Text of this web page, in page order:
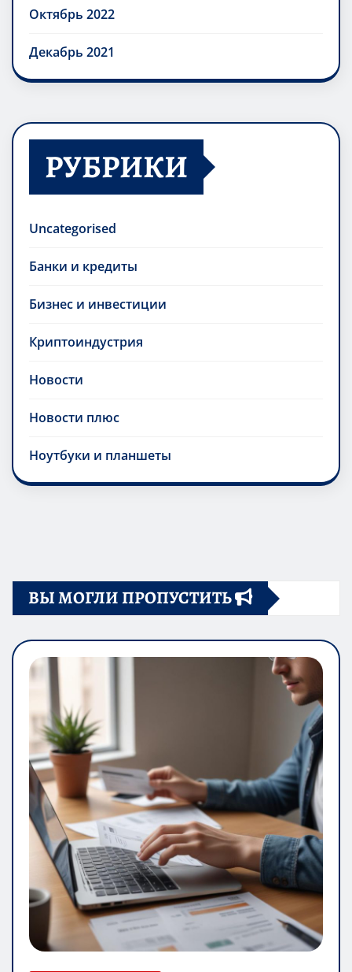
Октябрь 2022
Декабрь 2021
РУБРИКИ
Uncategorised
Банки и кредиты
Бизнес и инвестиции
Криптоиндустрия
Новости
Новости плюс
Ноутбуки и планшеты
ВЫ МОГЛИ ПРОПУСТИТЬ